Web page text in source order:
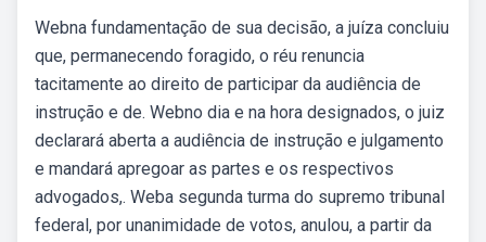
Webna fundamentação de sua decisão, a juíza concluiu
que, permanecendo foragido, o réu renuncia
tacitamente ao direito de participar da audiência de
instrução e de. Webno dia e na hora designados, o juiz
declarará aberta a audiência de instrução e julgamento
e mandará apregoar as partes e os respectivos
advogados,. Weba segunda turma do supremo tribunal
federal, por unanimidade de votos, anulou, a partir da